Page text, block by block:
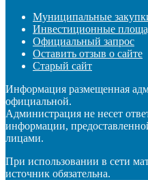
Муниципальные
Инвестиционные
Официальный запрос
Оставить отзыв о сайте
Старый сайт
Информация размещенная
официальной.
Администрация не несет
информации,
лицами.
При использовании в сети
источник обязательна.